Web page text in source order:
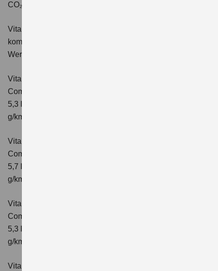
CO₂-Klasse: C.
Vitara 1.4 BOOSTERJET HYBRID Club
kombinierter Energieverbrauch 5,3 l/100km; kombinierter
Wert der CO₂-Emission: 119 g/km; CO₂-Klasse: D
Vitara 1.4 BOOSTERJET HYBRID
Comfort
5,3 l/100km; kombinierter Wert der CO₂-Emission: 119
g/km; CO₂-Klasse: D
Vitara 1.4 BOOSTERJET HYBRID AT
Comfort
5,7 l/100 km; kombinierter Wert der CO₂-Emission: 129
g/km; CO₂-Klasse: D
Vitara 1.4 BOOSTERJET HYBRID
Comfort+
5,3 l/100km; kombinierter Wert der CO₂-Emission: 120
g/km; CO₂-Klasse: D
Vitara 1.4 BOOSTERJET HYBRID AT